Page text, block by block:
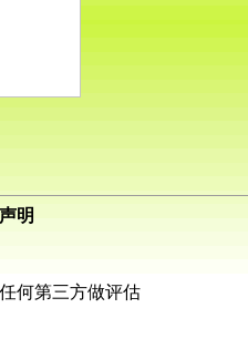
明
何第三方做评估